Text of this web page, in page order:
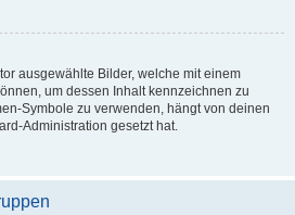
ausgewählte Bilder, welche mit einem
um dessen Inhalt kennzeichnen zu
Symbole zu verwenden, hängt von deinen
Administration gesetzt hat.